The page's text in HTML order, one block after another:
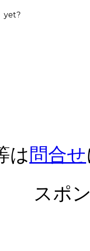
yet?
は 問合せ
スポ